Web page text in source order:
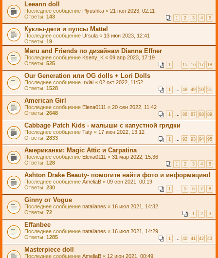
Leeann doll
Последнее сообщение Plyushka « 21 ноя 2023, 02:11
Ответы: 143 1 2 3 4 5
Куклы-дети и пупсы Mattel
Последнее сообщение Ursula « 13 июн 2023, 12:41
Ответы: 19
Maru and Friends по дизайнам Dianna Effner
Последнее сообщение Kseny_K « 09 апр 2023, 17:19
Ответы: 525 1 … 15 16 17 18
Our Generation или OG dolls + Lori Dolls
Последнее сообщение Irvial « 02 окт 2022, 11:52
Ответы: 1528 1 … 48 49 50 51
American Girl
Последнее сообщение Elena0111 « 20 сен 2022, 11:42
Ответы: 2648 1 … 86 87 88 89
Cabbage Patch Kids - малыши с капустной грядки
Последнее сообщение Taty « 17 июн 2022, 13:12
Ответы: 2833 1 … 92 93 94 95
Американки: Magic Attic и Carpatina
Последнее сообщение Elena0111 « 31 мар 2022, 15:36
Ответы: 128 1 2 3 4 5
Ashton Drake Beauty- помогите найти фото и информацию!
Последнее сообщение AmeliaB « 09 сен 2021, 00:19
Ответы: 230 1 … 5 6 7 8
Ginny от Vogue
Последнее сообщение natalianes « 16 июл 2021, 14:32
Ответы: 72 1 2 3
Effanbee
Последнее сообщение natalianes « 16 июл 2021, 14:29
Ответы: 1285 1 … 40 41 42 43
Masterpiece doll
Последнее сообщение AmeliaB « 12 июн 2021, 00:49